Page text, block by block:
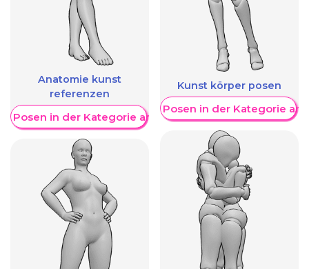
Anatomie kunst
referenzen
Posen in der Kategorie anzeigen
Kunst körper posen
Weitere Posen in der Kategorie